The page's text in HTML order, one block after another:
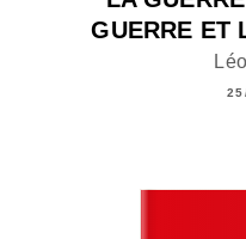
GUERRE ET